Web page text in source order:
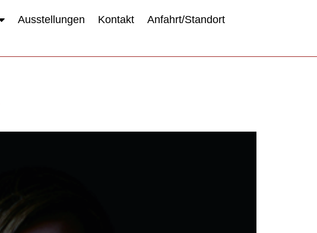
Ausstellungen Kontakt Anfahrt/Standort